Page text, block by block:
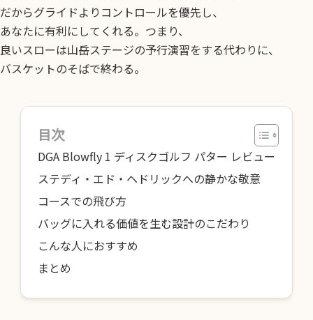
だからグライドよりコントロールを優先し、
あなたに有利にしてくれる。つまり、
良いスローは山岳ステージの予行演習をする代わりに、
バスケットのそばで終わる。
目次
DGA Blowfly 1 ディスクゴルフ パター レビュー
ステディ・エド・ヘドリックへの静かな敬意
コースでの飛び方
バッグに入れる価値を生む設計のこだわり
こんな人におすすめ
まとめ